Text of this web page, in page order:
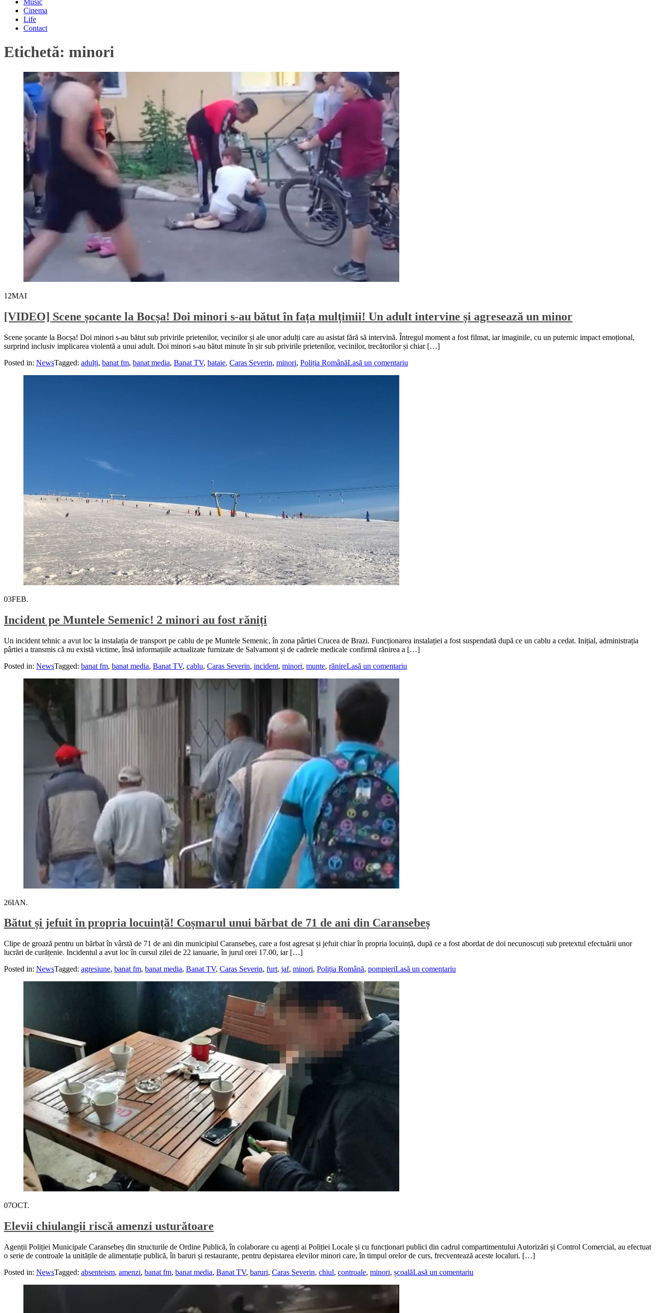
Music
Cinema
Life
Contact
Etichetă: minori
12MAI
[VIDEO] Scene șocante la Bocșa! Doi minori s-au bătut în fața mulțimii! Un adult intervine și agresează un minor
Scene șocante la Bocșa! Doi minori s-au bătut sub privirile prietenilor, vecinilor și ale unor adulți care au asistat fără să intervină. Întregul moment a fost filmat, iar imaginile, cu un puternic impact emoțional,
surprind inclusiv implicarea violentă a unui adult. Doi minori s-au bătut minute în șir sub privirile prietenilor, vecinilor, trecătorilor și chiar […]
Posted in: NewsTagged: adulți, banat fm, banat media, Banat TV, bataie, Caras Severin, minori, Poliția RomânăLasă un comentariu
03FEB.
Incident pe Muntele Semenic! 2 minori au fost răniți
Un incident tehnic a avut loc la instalația de transport pe cablu de pe Muntele Semenic, în zona pârtiei Crucea de Brazi. Funcționarea instalației a fost suspendată după ce un cablu a cedat. Inițial, administrația
pârtiei a transmis că nu există victime, însă informațiile actualizate furnizate de Salvamont și de cadrele medicale confirmă rănirea a […]
Posted in: NewsTagged: banat fm, banat media, Banat TV, cablu, Caras Severin, incident, minori, munte, rănireLasă un comentariu
26IAN.
Bătut și jefuit în propria locuință! Coșmarul unui bărbat de 71 de ani din Caransebeș
Clipe de groază pentru un bărbat în vârstă de 71 de ani din municipiul Caransebeș, care a fost agresat și jefuit chiar în propria locuință, după ce a fost abordat de doi necunoscuți sub pretextul efectuării unor
lucrări de curățenie. Incidentul a avut loc în cursul zilei de 22 ianuarie, în jurul orei 17.00, iar […]
Posted in: NewsTagged: agresiune, banat fm, banat media, Banat TV, Caras Severin, furt, jaf, minori, Poliția Română, pompieriLasă un comentariu
07OCT.
Elevii chiulangii riscă amenzi usturătoare
Agenții Poliției Municipale Caransebeș din structurile de Ordine Publică, în colaborare cu agenți ai Poliției Locale și cu funcționari publici din cadrul compartimentului Autorizări și Control Comercial, au efectuat
o serie de controale la unitățile de alimentație publică, în baruri și restaurante, pentru depistarea elevilor minori care, în timpul orelor de curs, frecventează aceste localuri. […]
Posted in: NewsTagged: absenteism, amenzi, banat fm, banat media, Banat TV, baruri, Caras Severin, chiul, controale, minori, școalăLasă un comentariu